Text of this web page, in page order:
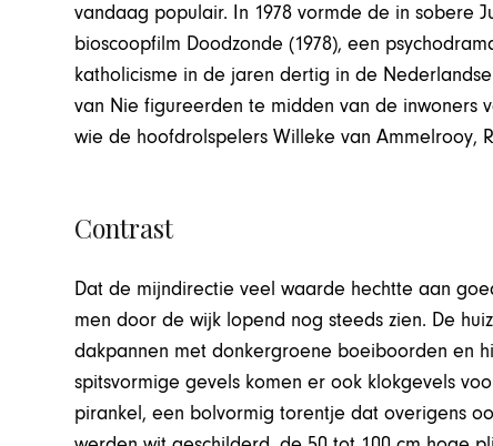
vandaag populair. In 1978 vormde de in sobere
bioscoopfilm Doodzonde (1978), een
katholicisme in de jaren dertig in de
van Nie figureerden te midden van de inwoners
wie de hoofdrolspelers Willeke van Ammelrooy,
Contrast
Dat de mijndirectie veel waarde hechtte aan
men door de wijk lopend nog steeds zien. De
dakpannen met donkergroene boeiboorden en
spitsvormige gevels komen er ook klokgevels
pirankel, een bolvormig torentje dat overigens